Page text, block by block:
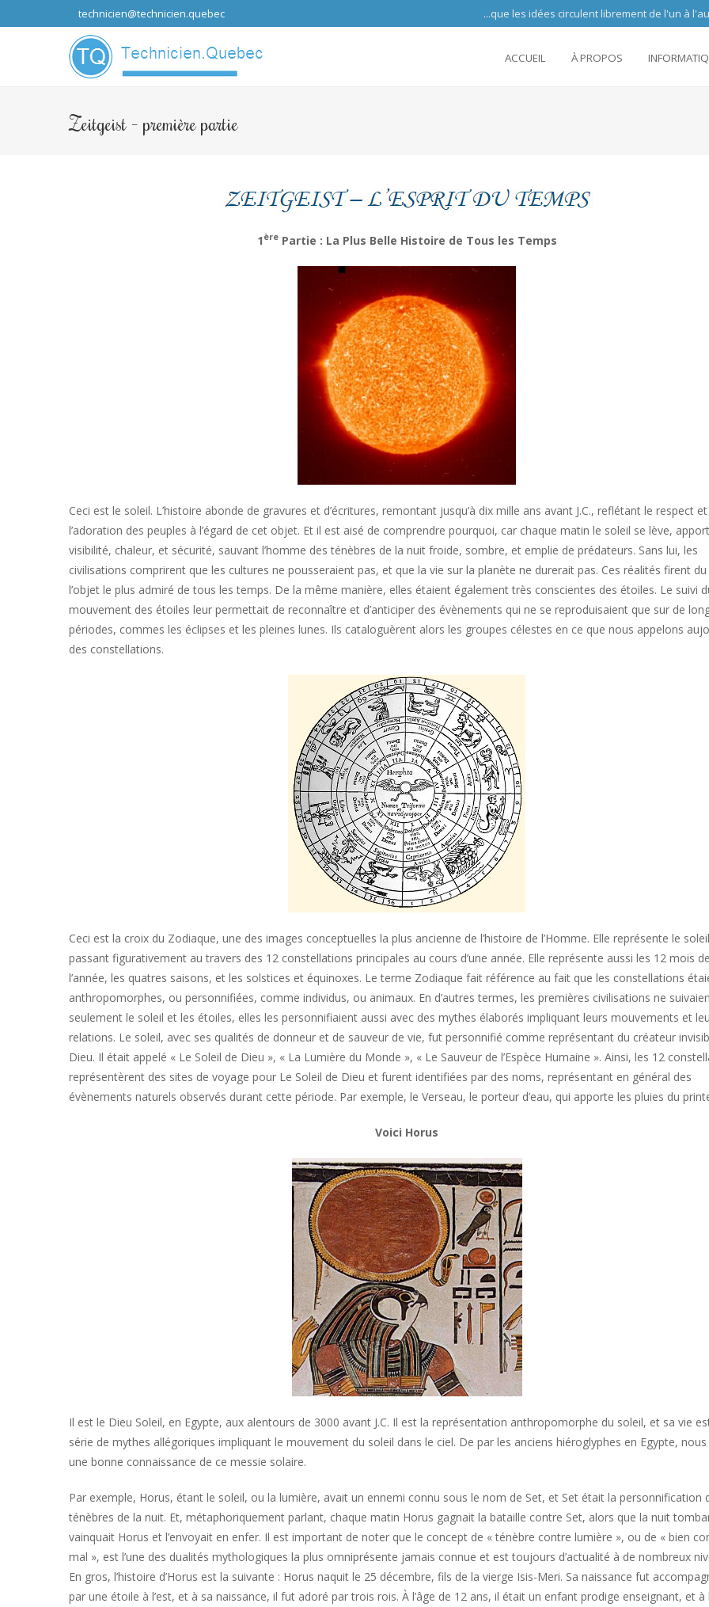
technicien@technicien.quebec ...que les idées circulent librement de l'un à l'autre
ACCUEIL À PROPOS
Zeitgeist – première partie
1 èrePartie : La Plus Belle Histoire de Tous les Temps
Ceci est le soleil. L’histoire abonde de gravures et d’écritures, remontant jusqu’à dix mille ans avant J.C., reflétant le respect et
l’adoration des peuples à l’égard de cet objet. Et il est aisé de comprendre pourquoi, car chaque matin le soleil se lève,
visibilité, chaleur, et sécurité, sauvant l’homme des ténèbres de la nuit froide, sombre, et emplie de prédateurs. Sans lui, les
civilisations comprirent que les cultures ne pousseraient pas, et que la vie sur la planète ne durerait pas. Ces réalités firent du
l’objet le plus admiré de tous les temps. De la même manière, elles étaient également très conscientes des étoiles. Le suivi
mouvement des étoiles leur permettait de reconnaître et d’anticiper des évènements qui ne se reproduisaient que sur de
périodes, commes les éclipses et les pleines lunes. Ils cataloguèrent alors les groupes célestes en ce que nous appelons
des constellations.
Ceci est la croix du Zodiaque, une des images conceptuelles la plus ancienne de l’histoire de l’Homme. Elle représente le soleil
passant figurativement au travers des 12 constellations principales au cours d’une année. Elle représente aussi les 12 mois de
l’année, les quatres saisons, et les solstices et équinoxes. Le terme Zodiaque fait référence au fait que les constellations
anthropomorphes, ou personnifiées, comme individus, ou animaux. En d’autres termes, les premières civilisations ne
seulement le soleil et les étoiles, elles les personnifiaient aussi avec des mythes élaborés impliquant leurs mouvements et
relations. Le soleil, avec ses qualités de donneur et de sauveur de vie, fut personnifié comme représentant du créateur
Dieu. Il était appelé « Le Soleil de Dieu », « La Lumière du Monde », « Le Sauveur de l’Espèce Humaine ». Ainsi, les 12
représentèrent des sites de voyage pour Le Soleil de Dieu et furent identifiées par des noms, représentant en général des
évènements naturels observés durant cette période. Par exemple, le Verseau, le porteur d’eau, qui apporte les pluies du
Voici Horus
Il est le Dieu Soleil, en Egypte, aux alentours de 3000 avant J.C. Il est la représentation anthropomorphe du soleil, et sa vie
série de mythes allégoriques impliquant le mouvement du soleil dans le ciel. De par les anciens hiéroglyphes en Egypte,
une bonne connaissance de ce messie solaire.
Par exemple, Horus, étant le soleil, ou la lumière, avait un ennemi connu sous le nom de Set, et Set était la personnification
ténèbres de la nuit. Et, métaphoriquement parlant, chaque matin Horus gagnait la bataille contre Set, alors que la nuit
vainquait Horus et l’envoyait en enfer. Il est important de noter que le concept de « ténèbre contre lumière », ou de « bien
mal », est l’une des dualités mythologiques la plus omniprésente jamais connue et est toujours d’actualité à de nombreux
En gros, l’histoire d’Horus est la suivante : Horus naquit le 25 décembre, fils de la vierge Isis-Meri. Sa naissance fut
par une étoile à l’est, et à sa naissance, il fut adoré par trois rois. À l’âge de 12 ans, il était un enfant prodige enseignant, et à